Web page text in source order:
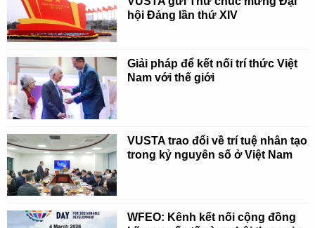
hội Đảng lần thứ XIV
Giải pháp để kết nối trí thức Việt
Nam với thế giới
VUSTA trao đổi về trí tuệ nhân tạo
trong kỷ nguyên số ở Việt Nam
WFEO: Kênh kết nối cộng đồng